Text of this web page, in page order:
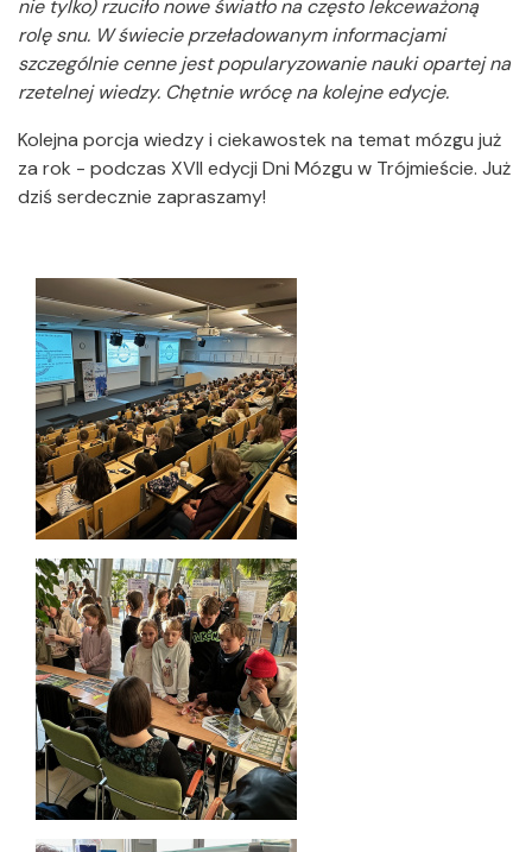
nie tylko) rzuciło nowe światło na często lekceważoną
rolę snu. W świecie przeładowanym informacjami
szczególnie cenne jest popularyzowanie nauki opartej na
rzetelnej wiedzy. Chętnie wrócę na kolejne edycje.
Kolejna porcja wiedzy i ciekawostek na temat mózgu już
za rok - podczas XVII edycji Dni Mózgu w Trójmieście. Już
dziś serdecznie zapraszamy!